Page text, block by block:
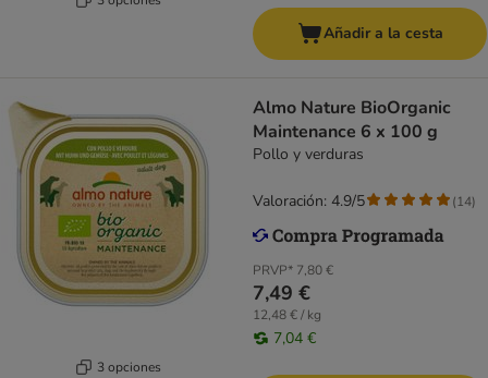
Añadir a la cesta
3 opciones
Almo Nature BioOrganic
Maintenance 6 x 100 g
Pollo y verduras
PRVP* 7,80 €
7,49 €
12,48 € / kg
7,04 €
Valoración: 4.9/5 (14)